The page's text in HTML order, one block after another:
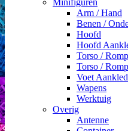
Minifiguren
Arm / Hand
Benen /
Hoofd
Hoofd
Torso / Romp
Torso /
Voet
Wapens
Werktuig
Overig
Antenne